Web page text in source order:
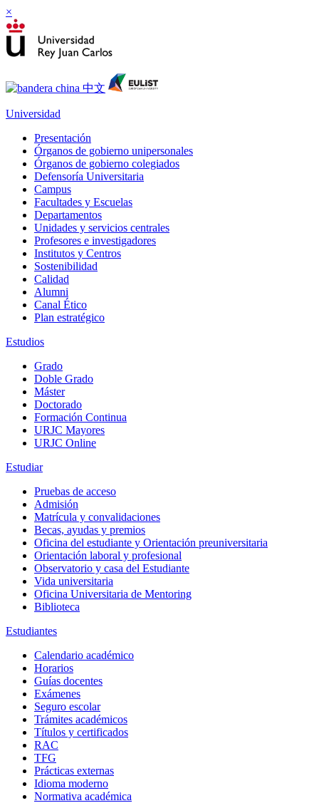
×
Universidad
Presentación
Órganos de gobierno unipersonales
Órganos de gobierno colegiados
Defensoría Universitaria
Campus
Facultades y Escuelas
Departamentos
Unidades y servicios centrales
Profesores e investigadores
Institutos y Centros
Sostenibilidad
Calidad
Alumni
Canal Ético
Plan estratégico
Estudios
Grado
Doble Grado
Máster
Doctorado
Formación Continua
URJC Mayores
URJC Online
Estudiar
Pruebas de acceso
Admisión
Matrícula y convalidaciones
Becas, ayudas y premios
Oficina del estudiante y Orientación preuniversitaria
Orientación laboral y profesional
Observatorio y casa del Estudiante
Vida universitaria
Oficina Universitaria de Mentoring
Biblioteca
Estudiantes
Calendario académico
Horarios
Guías docentes
Exámenes
Seguro escolar
Trámites académicos
Títulos y certificados
RAC
TFG
Prácticas externas
Idioma moderno
Normativa académica